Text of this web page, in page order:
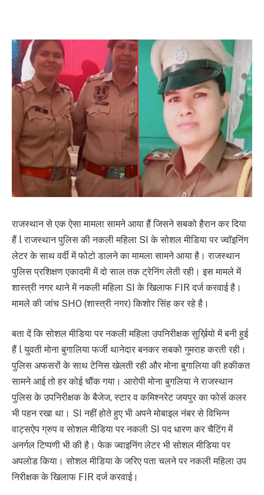
राजस्थान से एक ऐसा मामला सामने आया हैं जिसने सबको हैरान कर दिया
हैं l राजस्थान पुलिस की नकली महिला SI के सोशल मीडिया पर ज्वॉइनिंग
लेटर के साथ वर्दी में फोटो डालने का मामला सामने आया है। राजस्‍थान
पुलिस प्रशिक्षण एकादमी में दो साल तक ट्रेनिंग लेती रही। इस मामले में
शास्त्री नगर थाने में नकली महिला SI के खिलाफ FIR दर्ज करवाई है।
मामले की जांच SHO (शास्त्री नगर) किशोर सिंह कर रहे है।
बता दें कि सोशल मीडिया पर नकली महिला उपनिरीक्षक सुर्ख़ियो में बनी हुई
हैं l युवती मोना बुगालिया फर्जी थानेदार बनकर सबको गुमराह करती रही।
पुलिस अफसरों के साथ टेनिस खेलती रही और मोना बुगालिया की हकीकत
सामने आई तो हर कोई चौंक गया। आरोपी मोना बुगलिया ने राजस्थान
पुलिस के उपनिरीक्षक के बैजेज, स्टार व कमिश्नरेट जयपुर का फोर्स कलर
भी पहन रखा था। SI नहीं होते हुए भी अपने मोबाइल नंबर से विभिन्न
वाट्सऐप ग्रुप व सोशल मीडिया पर नकली SI पद धारण कर चैटिंग में
अनर्गल टिप्पणी भी की है। फेक ज्वाइनिंग लेटर भी सोशल मीडिया पर
अपलोड किया। सोशल मीडिया के जरिए पता चलने पर नकली महिला उप
निरीक्षक के खिलाफ FIR दर्ज करवाई।